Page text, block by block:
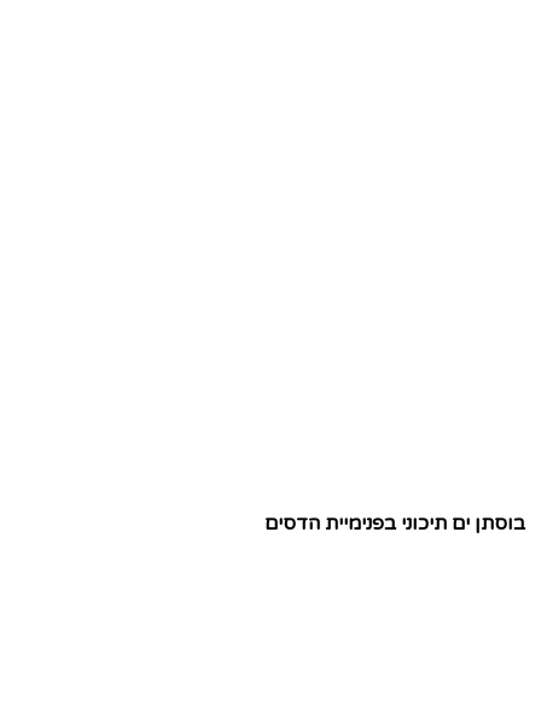
בוסתן ים תיכוני בפנימיית הדסים